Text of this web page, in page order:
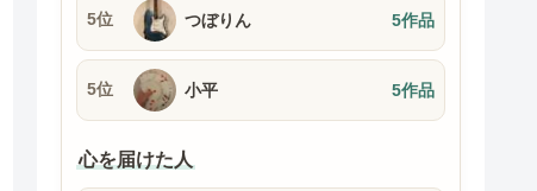
5位 つぼりん 5作品
5位 小平 5作品
心を届けた人